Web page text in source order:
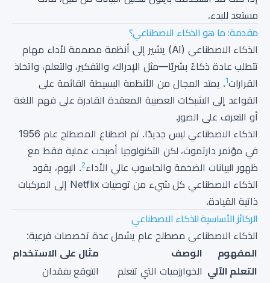
مستعد للبدء.
مقدمة: ما هو الذكاء الاصطناعي؟
الذكاء الاصطناعي (AI) يشير إلى أنظمة مصممة لأداء مهام
تتطلب عادة ذكاءً بشريًا—مثل الإدراك، والتفكير، والتعلم، واتخاذ
القرارات1. يمتد المجال من الأنظمة البسيطة القائمة على
القواعد إلى الشبكات العصبية المعقدة القادرة على فهم اللغة
أو التعرف على الصور.
الذكاء الاصطناعي ليس جديدًا. تم اصطناع المصطلح عام 1956
في مؤتمر دارتموث، لكن التكنولوجيا أصبحت عملية فقط مع
ظهور البيانات الضخمة والحاسوب عالي الأداء2. اليوم، يقود
الذكاء الاصطناعي كل شيء من توصيات Netflix إلى المركبات
ذاتية القيادة.
الركائز الأساسية للذكاء الاصطناعي
الذكاء الاصطناعي مصطلح عام يشمل عدة تخصصات فرعية:
المفهوم
الوصف
مثال على الاستخدام
التعلم الآلي الخوارزميات التي تتعلم
التوقع بفقدان